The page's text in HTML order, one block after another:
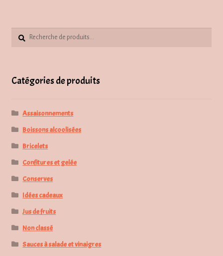
Recherche
Recherche
Catégories de produits
Assaisonnements
Boissons alcoolisées
Bricelets
Confitures et gelée
Conserves
Idées cadeaux
Jus de fruits
Non classé
Sauces à salade et vinaigres